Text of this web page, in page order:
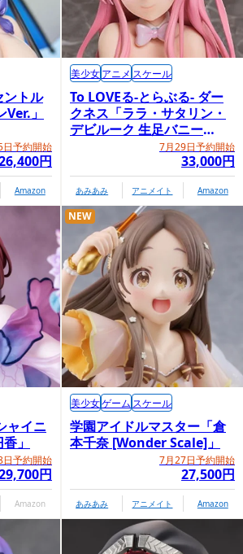
ントル
」
日予約開始
円
Amazon
To LOVEる-とらぶる- ダー
クネス「ララ・サタリン・
デビルーク 生足バニー
7月29日予約開始
33,000円
美少女アニメ スケール
あみあみ アニメイト Amazon
ャイニ
」
日予約開始
円
Amazon
学園アイドルマスター「倉
本千奈 [Wonder Scale]」
7月27日予約開始
27,500円
NEW
美少女ゲーム スケール
あみあみ アニメイト Amazon